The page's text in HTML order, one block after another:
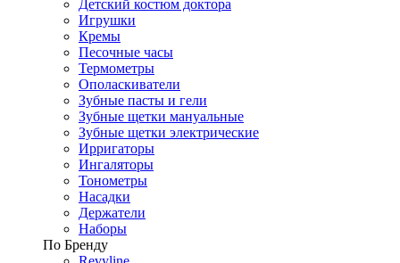
Детский костюм доктора
Игрушки
Кремы
Песочные часы
Термометры
Ополаскиватели
Зубные пасты и гели
Зубные щетки мануальные
Зубные щетки электрические
Ирригаторы
Ингаляторы
Тонометры
Насадки
Держатели
Наборы
По Бренду